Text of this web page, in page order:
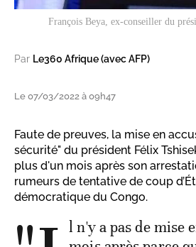
François Beya, ex-conseiller du
Par Le360 Afrique (avec AFP)
Le 07/03/2022 à 09h47
Faute de preuves, la mise en
sécurité" du président Félix
plus d'un mois après son
rumeurs de tentative de coup
démocratique du Congo.
l n'y a pas de mise